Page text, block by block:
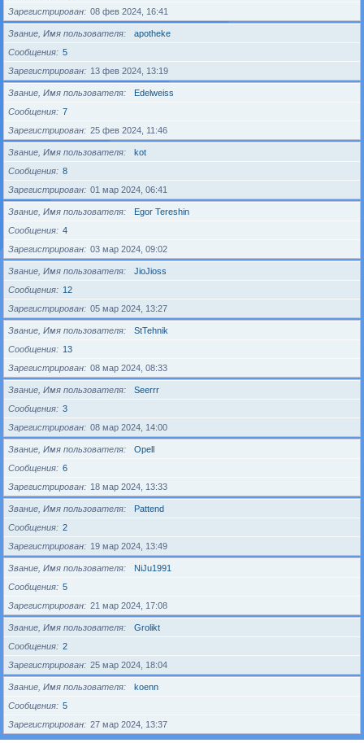
Зарегистрирован
08 фев 2024, 16:41
Звание, Имя пользователя
apotheke
Сообщения
5
Зарегистрирован
13 фев 2024, 13:19
Звание, Имя пользователя
Edelweiss
Сообщения
7
Зарегистрирован
25 фев 2024, 11:46
Звание, Имя пользователя
kot
Сообщения
8
Зарегистрирован
01 мар 2024, 06:41
Звание, Имя пользователя
Egor Tereshin
Сообщения
4
Зарегистрирован
03 мар 2024, 09:02
Звание, Имя пользователя
JioJioss
Сообщения
12
Зарегистрирован
05 мар 2024, 13:27
Звание, Имя пользователя
StTehnik
Сообщения
13
Зарегистрирован
08 мар 2024, 08:33
Звание, Имя пользователя
Seerrr
Сообщения
3
Зарегистрирован
08 мар 2024, 14:00
Звание, Имя пользователя
Opell
Сообщения
6
Зарегистрирован
18 мар 2024, 13:33
Звание, Имя пользователя
Pattend
Сообщения
2
Зарегистрирован
19 мар 2024, 13:49
Звание, Имя пользователя
NiJu1991
Сообщения
5
Зарегистрирован
21 мар 2024, 17:08
Звание, Имя пользователя
Grolikt
Сообщения
2
Зарегистрирован
25 мар 2024, 18:04
Звание, Имя пользователя
koenn
Сообщения
5
Зарегистрирован
27 мар 2024, 13:37